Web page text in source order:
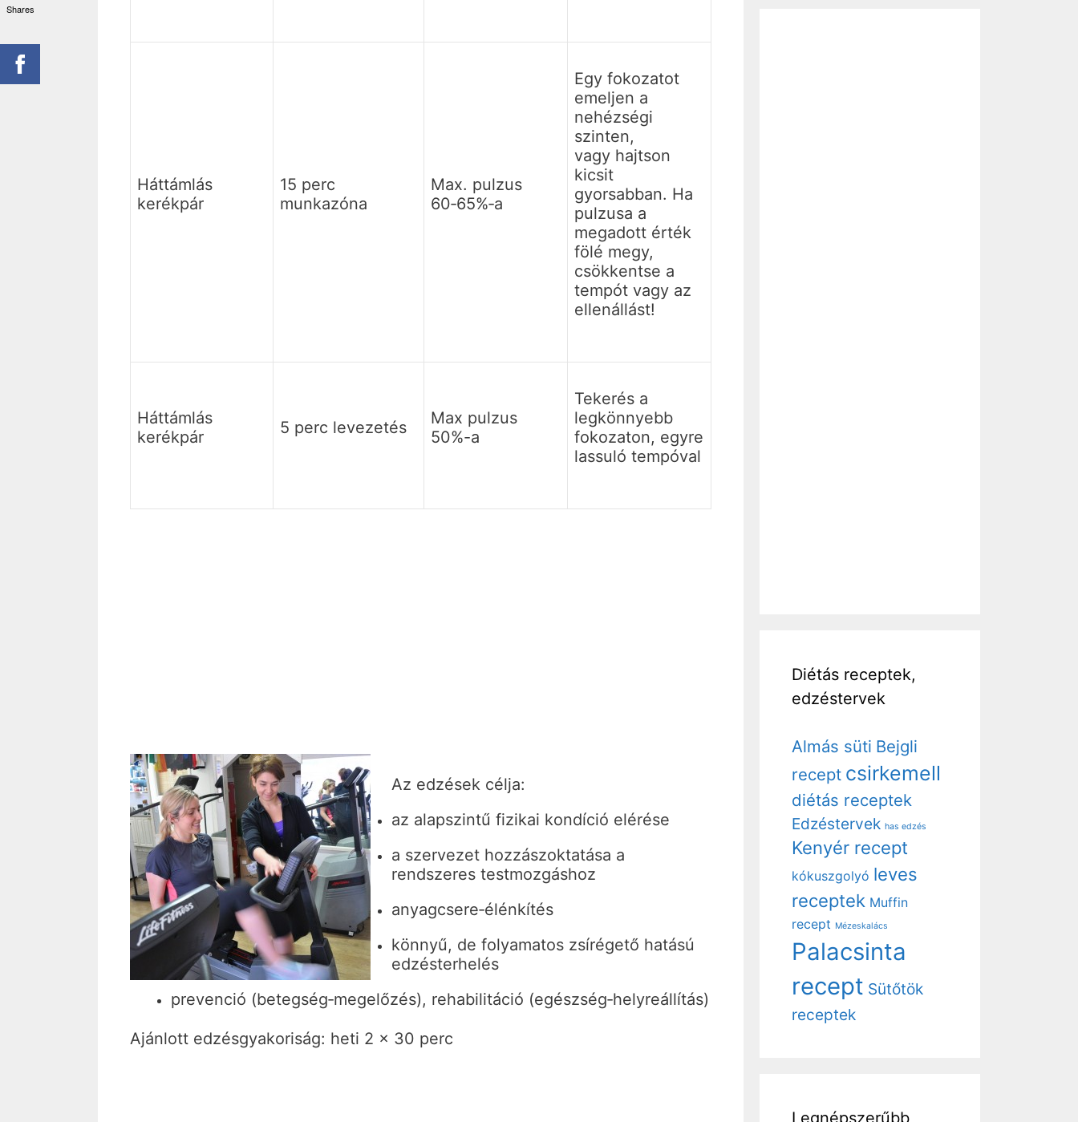
Háttámlás
kerékpár
15 perc
munkazóna
Max. pulzus
60‐65%‐a
Egy fokozatot
emeljen a
nehézségi
szinten,
vagy hajtson
kicsit
gyorsabban. Ha
pulzusa a
megadott érték
fölé megy,
csökkentse a
tempót vagy az
ellenállást!
Háttámlás
kerékpár
5 perc levezetés
Max pulzus
50%-a
Tekerés a
legkönnyebb
fokozaton, egyre
lassuló tempóval
Az edzések célja:
az alapszintű fizikai kondíció elérése
a szervezet hozzászoktatása a
rendszeres testmozgáshoz
anyagcsere‐élénkítés
könnyű, de folyamatos zsírégető hatású
edzésterhelés
prevenció (betegség‐megelőzés), rehabilitáció (egészség‐helyreállítás)
Ajánlott edzésgyakoriság: heti 2 × 30 perc
Diétás receptek,
edzéstervek
Almás süti Bejgli
recept csirkemell
diétás receptek
Edzéstervek has edzés
Kenyér recept
kókuszgolyó leves
receptek Muffin
recept Mézeskalács
Palacsinta
recept Sütőtök
receptek
Legnépszerűbb
Shares